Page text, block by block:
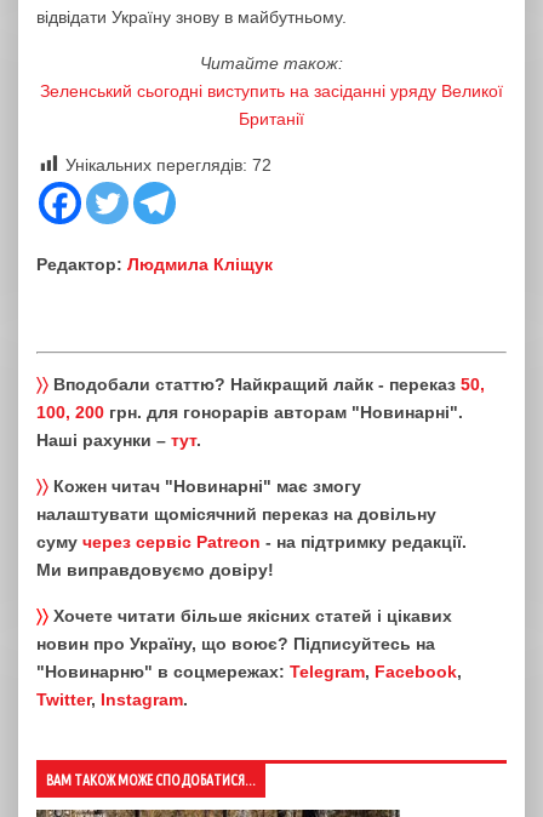
відвідати Україну знову в майбутньому.
Читайте також:
Зеленський сьогодні виступить на засіданні уряду Великої
Британії
Унікальних переглядів: 72
Редактор: Людмила Кліщук
〉〉 Вподобали статтю? Найкращий лайк - переказ 50,
100, 200 грн. для гонорарів авторам "Новинарні".
Наші рахунки – тут.
〉〉 Кожен читач "Новинарні" має змогу
налаштувати щомісячний переказ на довільну
суму через сервіс Patreon - на підтримку редакції.
Ми виправдовуємо довіру!
〉〉 Хочете читати більше якісних статей і цікавих
новин про Україну, що воює? Підписуйтесь на
"Новинарню" в соцмережах: Telegram, Facebook,
Twitter, Instagram.
ВАМ ТАКОЖ МОЖЕ СПОДОБАТИСЯ...